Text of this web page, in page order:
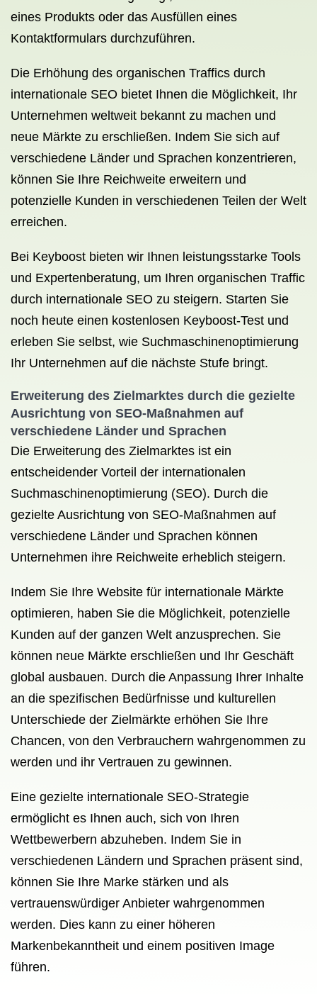
eines Produkts oder das Ausfüllen eines
Kontaktformulars durchzuführen.
Die Erhöhung des organischen Traffics durch
internationale SEO bietet Ihnen die Möglichkeit, Ihr
Unternehmen weltweit bekannt zu machen und
neue Märkte zu erschließen. Indem Sie sich auf
verschiedene Länder und Sprachen konzentrieren,
können Sie Ihre Reichweite erweitern und
potenzielle Kunden in verschiedenen Teilen der Welt
erreichen.
Bei Keyboost bieten wir Ihnen leistungsstarke Tools
und Expertenberatung, um Ihren organischen Traffic
durch internationale SEO zu steigern. Starten Sie
noch heute einen kostenlosen Keyboost-Test und
erleben Sie selbst, wie Suchmaschinenoptimierung
Ihr Unternehmen auf die nächste Stufe bringt.
Erweiterung des Zielmarktes durch die gezielte
Ausrichtung von SEO-Maßnahmen auf
verschiedene Länder und Sprachen
Die Erweiterung des Zielmarktes ist ein
entscheidender Vorteil der internationalen
Suchmaschinenoptimierung (SEO). Durch die
gezielte Ausrichtung von SEO-Maßnahmen auf
verschiedene Länder und Sprachen können
Unternehmen ihre Reichweite erheblich steigern.
Indem Sie Ihre Website für internationale Märkte
optimieren, haben Sie die Möglichkeit, potenzielle
Kunden auf der ganzen Welt anzusprechen. Sie
können neue Märkte erschließen und Ihr Geschäft
global ausbauen. Durch die Anpassung Ihrer Inhalte
an die spezifischen Bedürfnisse und kulturellen
Unterschiede der Zielmärkte erhöhen Sie Ihre
Chancen, von den Verbrauchern wahrgenommen zu
werden und ihr Vertrauen zu gewinnen.
Eine gezielte internationale SEO-Strategie
ermöglicht es Ihnen auch, sich von Ihren
Wettbewerbern abzuheben. Indem Sie in
verschiedenen Ländern und Sprachen präsent sind,
können Sie Ihre Marke stärken und als
vertrauenswürdiger Anbieter wahrgenommen
werden. Dies kann zu einer höheren
Markenbekanntheit und einem positiven Image
führen.